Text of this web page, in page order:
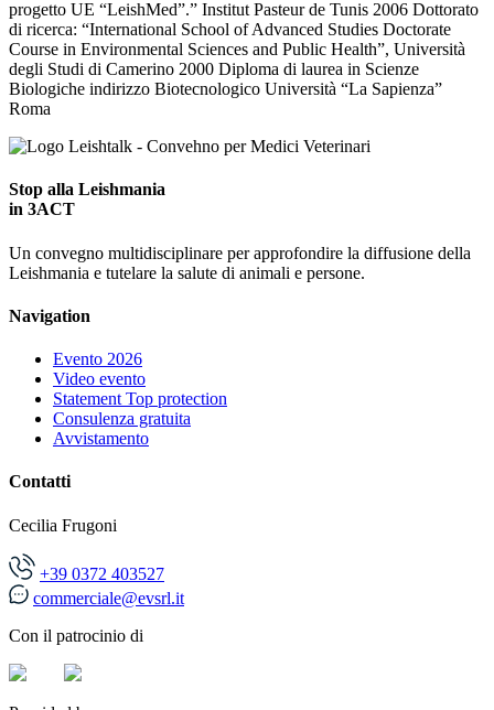
progetto UE “LeishMed”.” Institut Pasteur de Tunis 2006 Dottorato
di ricerca: “International School of Advanced Studies Doctorate
Course in Environmental Sciences and Public Health”, Università
degli Studi di Camerino 2000 Diploma di laurea in Scienze
Biologiche indirizzo Biotecnologico Università “La Sapienza”
Roma
Stop alla Leishmania
in 3ACT
Un convegno multidisciplinare per approfondire la diffusione della
Leishmania e tutelare la salute di animali e persone.
Navigation
Evento 2026
Video evento
Statement Top protection
Consulenza gratuita
Avvistamento
Contatti
Cecilia Frugoni
+39 0372 403527
commerciale@evsrl.it
Con il patrocinio di